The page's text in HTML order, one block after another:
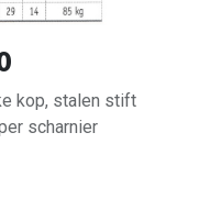
kop, stalen stift
scharnier